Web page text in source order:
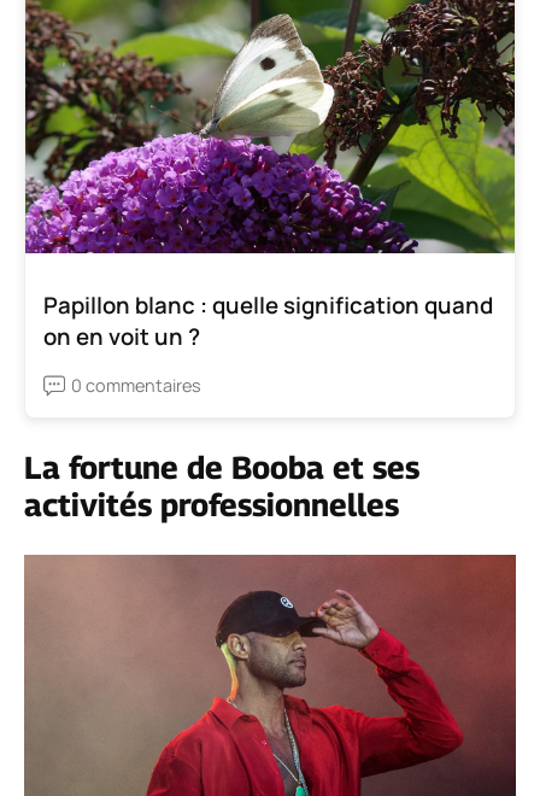
Papillon blanc : quelle signification quand
on en voit un ?
0 commentaires
La fortune de Booba et ses
activités professionnelles